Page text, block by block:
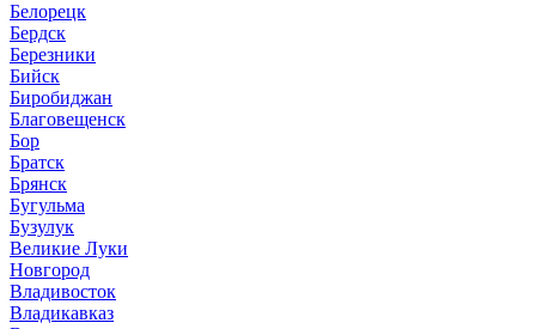
Белорецк
Бердск
Березники
Бийск
Биробиджан
Благовещенск
Бор
Братск
Брянск
Бугульма
Бузулук
Великие Луки
Новгород
Владивосток
Владикавказ